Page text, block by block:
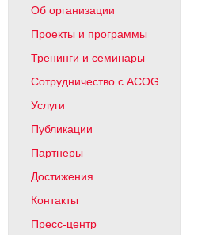
Об организации
Проекты и программы
Тренинги и семинары
Сотрудничество с ACOG
Услуги
Публикации
Партнеры
Достижения
Контакты
Пресс-центр